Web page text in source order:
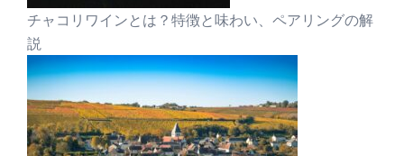
チャコリワインとは？特徴と味わい、ペアリングの解
説